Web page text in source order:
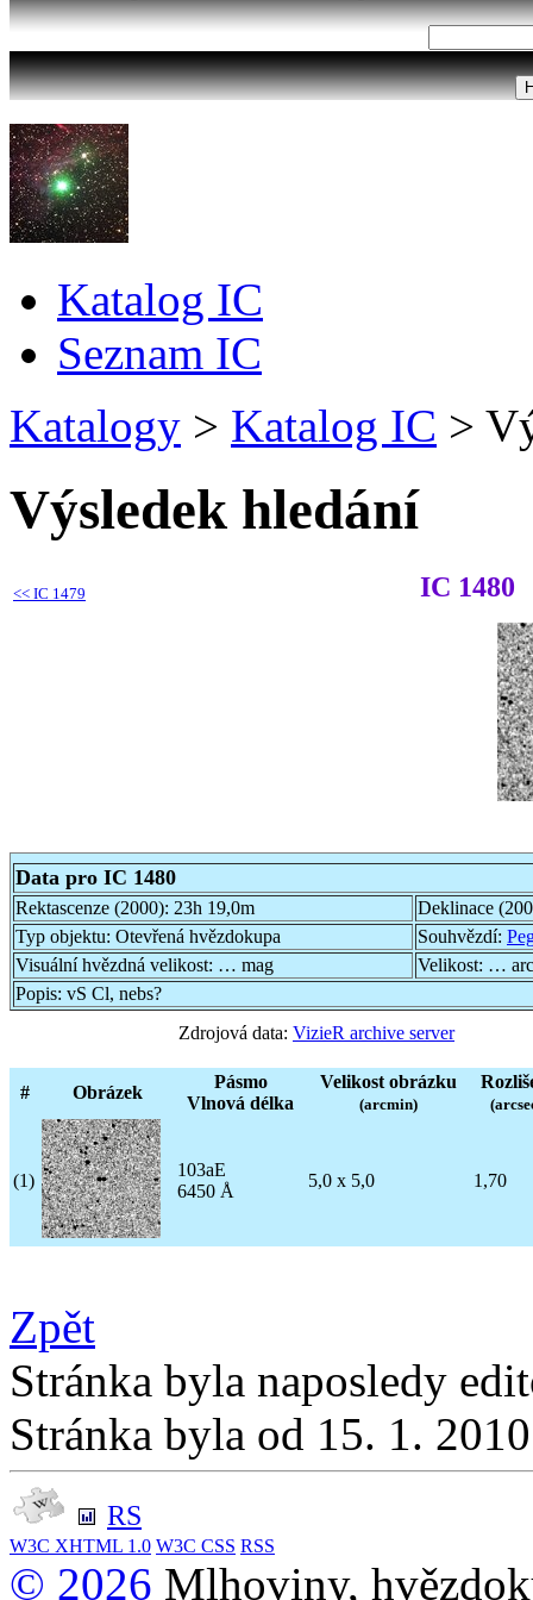
Katalog IC
Seznam IC
Katalogy > Katalog IC >
Výsledek hledání
<< IC 1479 IC 1480
Data pro IC 1480
Rektascenze (2000): 23h 19,0m
Deklinace
Typ objektu: Otevřená hvězdokupa Souhvězdí:
Visuální hvězdná velikost: … mag Velikost: …
Popis: vS Cl, nebs?
Zdrojová data: VizieR archive server
# Obrázek
Pásmo
Vlnová délka
Velikost obrázku
(arcmin)
(1)
103aE
6450 Å
5,0 x 5,0 1,70
Zpět
Stránka byla naposledy
Stránka byla od 15. 1.
RS
W3C XHTML 1.0 W3C CSS RSS
© 2026 Mlhoviny,